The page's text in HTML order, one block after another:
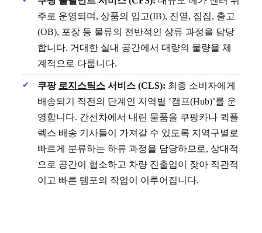
주로 운영되며, 상품의 입고(IB), 진열, 집집, 출고
(OB), 포장 등 물류의 전반적인 상류 과정을 담당
합니다. 거대한 실내 공간에서 대량의 물량을 체
계적으로 다룹니다.
쿠팡 로지스틱스 서비스 (CLS): 최종 소비자에게
배송되기 직전의 단계인 지역별 ‘캠프(Hub)’를 운
영합니다. 간선차에서 내린 물품을 쿠팡카나 퀵플
렉스 배송 기사들이 가져갈 수 있도록 지역구별로
빠르게 분류하는 하류 과정을 담당하므로, 상대적
으로 공간이 협소하고 차량 진출입이 잦아 직관적
이고 빠른 템포의 작업이 이루어집니다.